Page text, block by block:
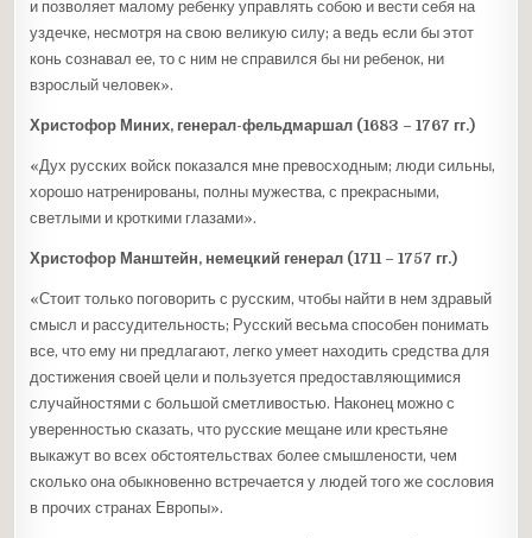
и позволяет малому ребенку управлять собою и вести себя на
уздечке, несмотря на свою великую силу; а ведь если бы этот
конь сознавал ее, то с ним не справился бы ни ребенок, ни
взрослый человек».
Христофор Миних, генерал-фельдмаршал (1683 – 1767 гг.)
«Дух русских войск показался мне превосходным; люди сильны,
хорошо натренированы, полны мужества, с прекрасными,
светлыми и кроткими глазами».
Христофор Манштейн, немецкий генерал (1711 – 1757 гг.)
«Стоит только поговорить с русским, чтобы найти в нем здравый
смысл и рассудительность; Русский весьма способен понимать
все, что ему ни предлагают, легко умеет находить средства для
достижения своей цели и пользуется предоставляющимися
случайностями с большой сметливостью. Наконец можно с
уверенностью сказать, что русские мещане или крестьяне
выкажут во всех обстоятельствах более смышлености, чем
сколько она обыкновенно встречается у людей того же сословия
в прочих странах Европы».